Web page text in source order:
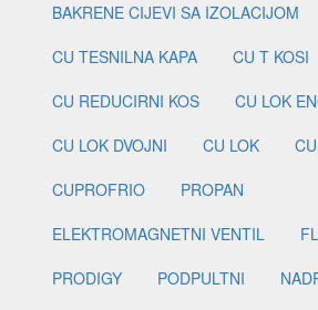
BAKRENE CIJEVI SA IZOLACIJOM
CU TESNILNA KAPA
CU T KOSI
CU REDUCIRNI KOS
CU LOK
CU LOK DVOJNI
CU LOK
CUPROFRIO
PROPAN
ELEKTROMAGNETNI VENTIL
PRODIGY
PODPULTNI